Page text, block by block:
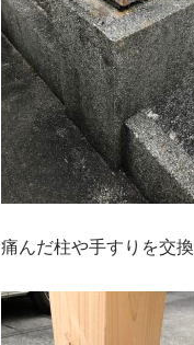
痛んだ柱や手すりを交換